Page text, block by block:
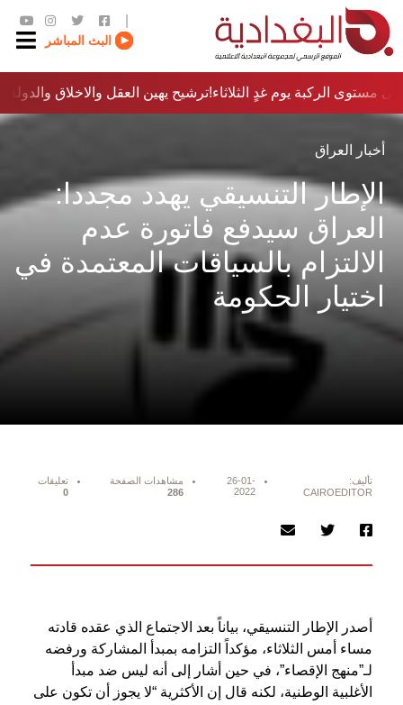
البث المباشر
ترشيح يهين العقل والاخلاق والدولة…؟!مستوى الركبة يوم غدٍ الثلاثاء
أخبار العراق
الإطار التنسيقي يهدد مجددا:
العراق سيدفع فاتورة عدم
الالتزام بالسياقات المعتمدة في
اختيار الحكومة
تأليف:
CAIROEDITOR
26-01-
2022
مشاهدات الصفحة
286
تعليقات
0
أصدر الإطار التنسيقي، بياناً بعد الاجتماع الذي عقده قادته
مساء أمس الثلاثاء، مؤكداً التزامه بمبدأ المشاركة ورفضه
لـ”منهج الإقصاء”، في حين أشار إلى أنه ليس ضد مبدأ
الأغلبية الوطنية، لكنه قال إن الأكثرية “لا يجوز أن تكون على